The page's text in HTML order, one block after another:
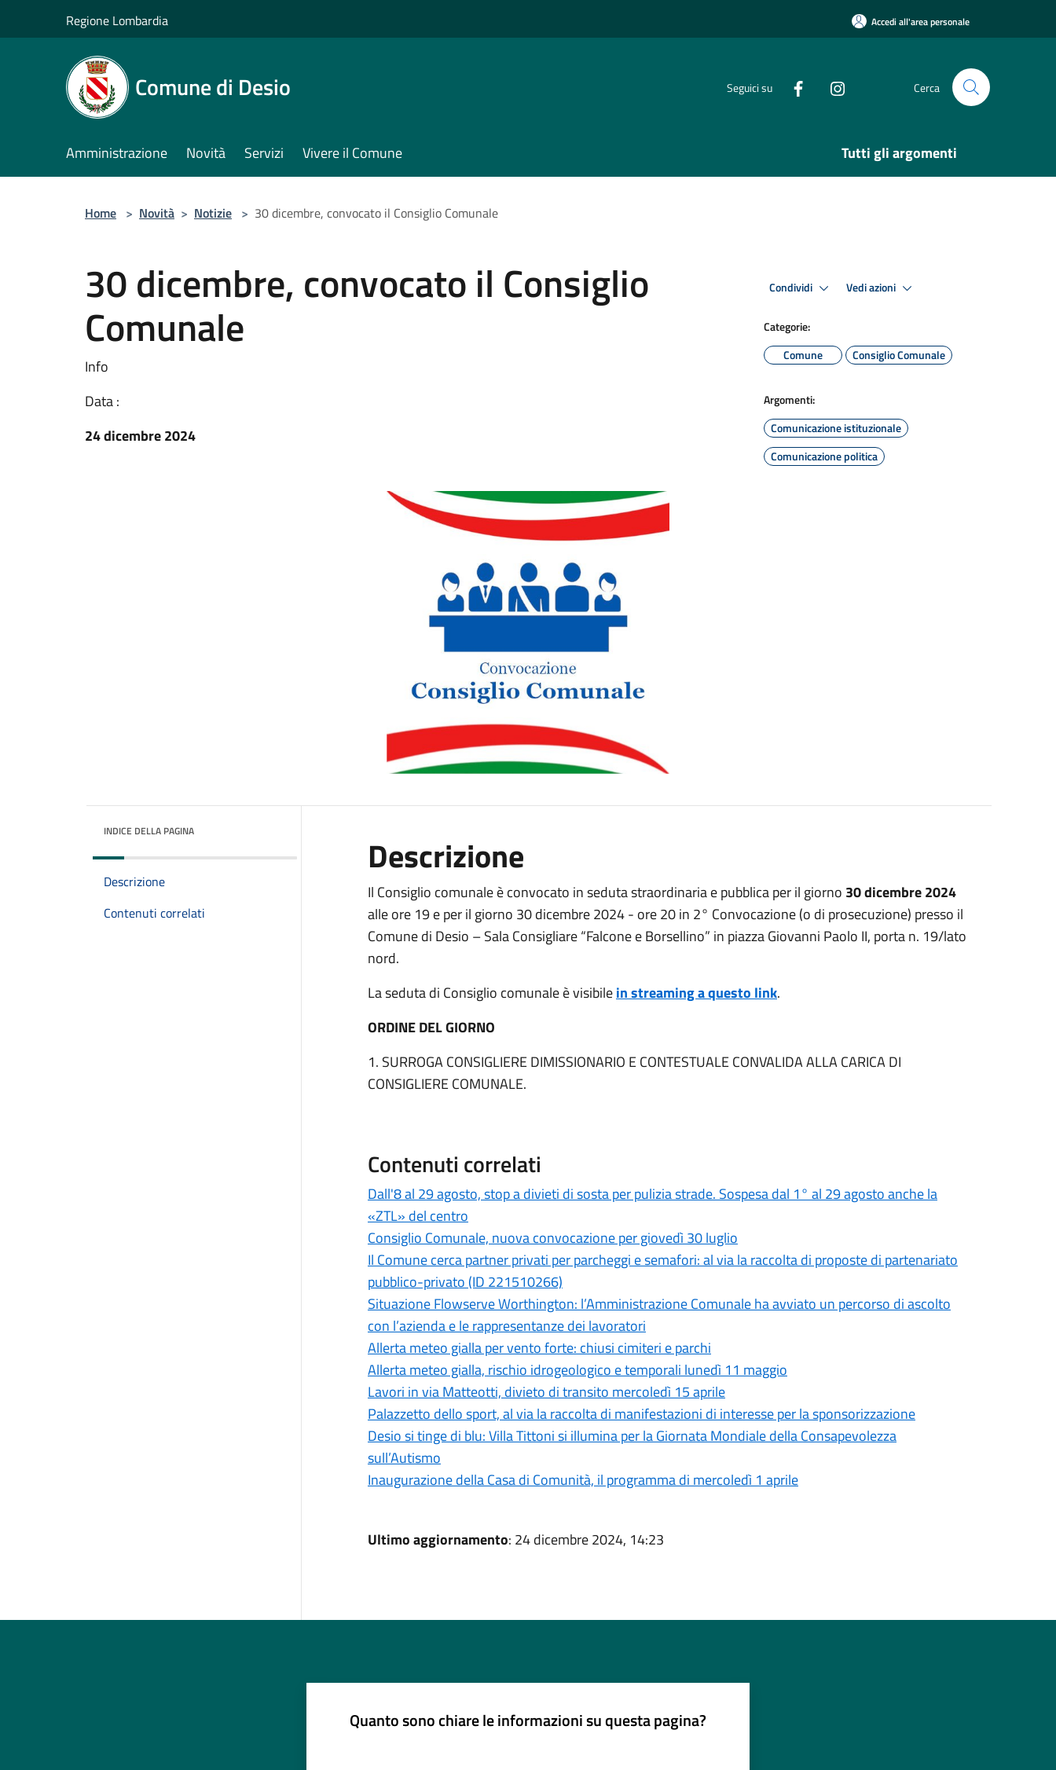
Regione Lombardia Accedi all'area personale
Comune di Desio Seguici su Cerca
Amministrazione Novità Servizi Vivere il Comune Tutti gli argomenti
Home > Novità > Notizie > 30 dicembre, convocato il Consiglio Comunale
30 dicembre, convocato il Consiglio
Comunale
Info
Data :
24 dicembre 2024
Condividi Vedi azioni
Categorie:
Comune
Consiglio Comunale
Argomenti:
Comunicazione istituzionale
Comunicazione politica
INDICE DELLA PAGINA
Descrizione
Contenuti correlati
Descrizione
Il Consiglio comunale è convocato in seduta straordinaria e pubblica per il giorno 30 dicembre 2024
alle ore 19 e per il giorno 30 dicembre 2024 - ore 20 in 2° Convocazione (o di prosecuzione) presso il
Comune di Desio – Sala Consigliare “Falcone e Borsellino” in piazza Giovanni Paolo II, porta n. 19/lato
nord.
La seduta di Consiglio comunale è visibilein streaming a questo link.
ORDINE DEL GIORNO
1. SURROGA CONSIGLIERE DIMISSIONARIO E CONTESTUALE CONVALIDA ALLA CARICA DI
CONSIGLIERE COMUNALE.
Contenuti correlati
Dall'8 al 29 agosto, stop a divieti di sosta per pulizia strade. Sospesa dal 1° al 29 agosto anche la
«ZTL» del centro
Consiglio Comunale, nuova convocazione per giovedì 30 luglio
Il Comune cerca partner privati per parcheggi e semafori: al via la raccolta di proposte di partenariato
pubblico-privato (ID 221510266)
Situazione Flowserve Worthington: l’Amministrazione Comunale ha avviato un percorso di ascolto
con l’azienda e le rappresentanze dei lavoratori
Allerta meteo gialla per vento forte: chiusi cimiteri e parchi
Allerta meteo gialla, rischio idrogeologico e temporali lunedì 11 maggio
Lavori in via Matteotti, divieto di transito mercoledì 15 aprile
Palazzetto dello sport, al via la raccolta di manifestazioni di interesse per la sponsorizzazione
Desio si tinge di blu: Villa Tittoni si illumina per la Giornata Mondiale della Consapevolezza
sull’Autismo
Inaugurazione della Casa di Comunità, il programma di mercoledì 1 aprile
Ultimo aggiornamento: 24 dicembre 2024, 14:23
Quanto sono chiare le informazioni su questa pagina?